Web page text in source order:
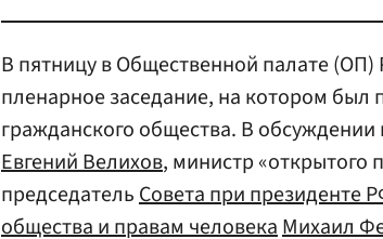
В пятницу в Общественной палате (ОП)
пленарное заседание, на котором был
гражданского общества. В обсуждении
Евгений Велихов, министр «открытого
председательСовета при президенте
общества и правам человекаМихаил